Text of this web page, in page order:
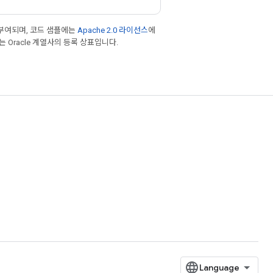
여되며, 코드 샘플에는 Apache 2.0 라이선스에
Oracle 계열사의 등록 상표입니다.